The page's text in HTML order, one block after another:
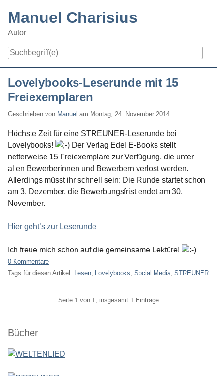
content
Manuel Charisius
Autor
Lovelybooks-Leserunde mit 15
Freiexemplaren
Geschrieben von Manuel am Montag, 24. November 2014
Höchste Zeit für eine STREUNER-Leserunde bei
Lovelybooks!
Der Verlag Edel E-Books stellt
netterweise 15 Freiexemplare zur Verfügung, die unter
allen Bewerberinnen und Bewerbern verlost werden.
Allerdings müsst ihr schnell sein: Die Runde startet schon
am 3. Dezember, die Bewerbungsfrist endet am 30.
November.
Hier geht’s zur Leserunde
Ich freue mich schon auf die gemeinsame Lektüre!
0 Kommentare
Tags für diesen Artikel:
Lesen Lovelybooks Social Media STREUNER
Seite 1 von 1, insgesamt 1 Einträge
Seitenleiste
Bücher